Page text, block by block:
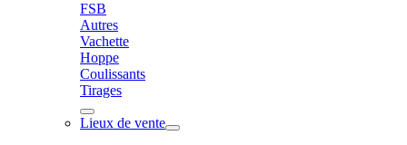
FSB
Autres
Vachette
Hoppe
Coulissants
Tirages
Lieux de vente